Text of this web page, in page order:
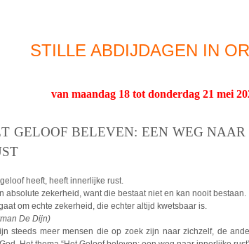
STILLE ABDIJDAGEN IN
van maandag 18 tot donderdag 21 mei
GELOOF BELEVEN: EEN WEG
heeft, heeft innerlijke rust.
absolute zekerheid, want die bestaat niet en kan nooit bestaan.
om echte zekerheid, die echter altijd kwetsbaar is.
De Dijn)
steeds meer mensen die op zoek zijn naar zichzelf, de